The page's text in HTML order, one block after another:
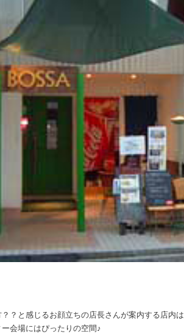
？？と感じるお顔立ちの店長さんが案内する店内は
会場にはぴったりの空間♪